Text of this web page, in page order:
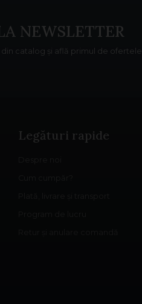
NEWSLETTER
catalog și află primul de ofertele
Legături rapide